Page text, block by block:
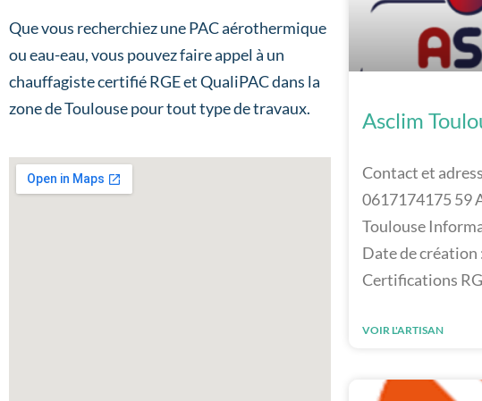
Que vous recherchiez une PAC aérothermique
ou eau-eau, vous pouvez faire appel à un
chauffagiste certifié RGE et QualiPAC dans la
zone de Toulouse pour tout type de travaux.
Asclim
Contact et
0617174175 59
Toulouse
Date de création
Certifications
VOIR L'ARTISAN